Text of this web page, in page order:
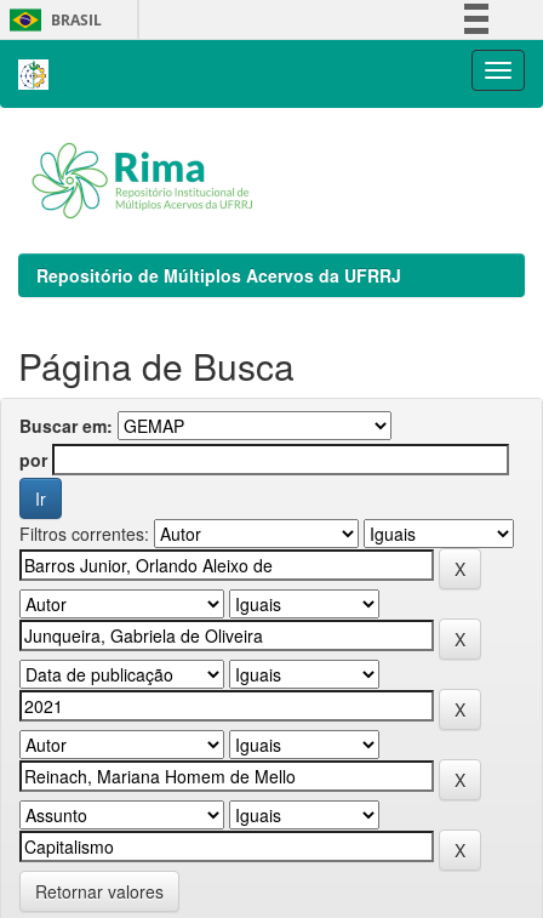
Skip
navigation
BRASIL
Repositório de Múltiplos Acervos da UFRRJ
Página de Busca
Buscar em:
por
Filtros correntes:
Retornar valores